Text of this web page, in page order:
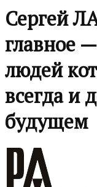
Сергей
главное
людей
всегда и
будущем